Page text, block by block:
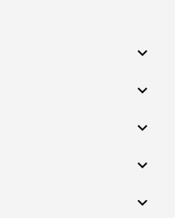
expand_more
expand_more
expand_more
expand_more
expand_more